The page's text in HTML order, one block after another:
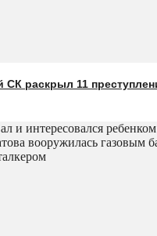
СК раскрыл 11